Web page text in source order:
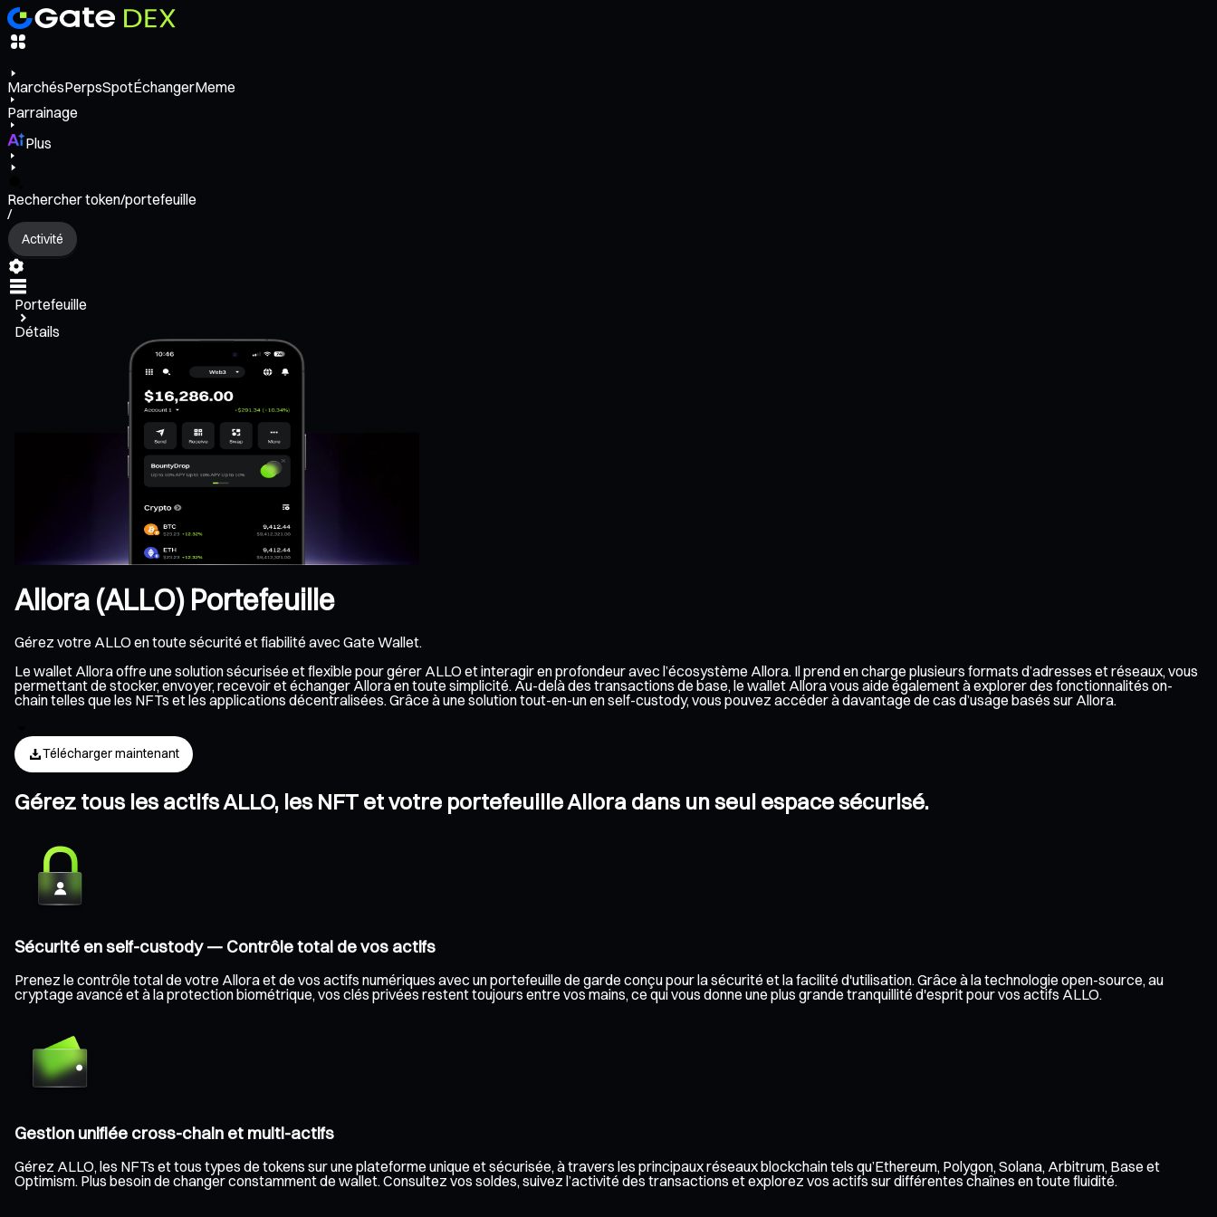
MarchésPerpsSpotÉchangerMeme
Parrainage
Plus
Rechercher token/portefeuille
/
Activité
Portefeuille
Détails
Allora (ALLO) Portefeuille
Gérez votre ALLO en toute sécurité et fiabilité avec Gate Wallet.
Le wallet Allora offre une solution sécurisée et flexible pour gérer ALLO et interagir en profondeur avec l’écosystème Allora. Il prend en charge plusieurs formats d’adresses et réseaux, vous
permettant de stocker, envoyer, recevoir et échanger Allora en toute simplicité. Au-delà des transactions de base, le wallet Allora vous aide également à explorer des fonctionnalités on-
chain telles que les NFTs et les applications décentralisées. Grâce à une solution tout-en-un en self-custody, vous pouvez accéder à davantage de cas d’usage basés sur Allora.
Télécharger maintenant
Gérez tous les actifs ALLO, les NFT et votre portefeuille Allora dans un seul espace sécurisé.
Sécurité en self-custody — Contrôle total de vos actifs
Prenez le contrôle total de votre Allora et de vos actifs numériques avec un portefeuille de garde conçu pour la sécurité et la facilité d'utilisation. Grâce à la technologie open-source, au
cryptage avancé et à la protection biométrique, vos clés privées restent toujours entre vos mains, ce qui vous donne une plus grande tranquillité d'esprit pour vos actifs ALLO.
Gestion unifiée cross-chain et multi-actifs
Gérez ALLO, les NFTs et tous types de tokens sur une plateforme unique et sécurisée, à travers les principaux réseaux blockchain tels qu’Ethereum, Polygon, Solana, Arbitrum, Base et
Optimism. Plus besoin de changer constamment de wallet. Consultez vos soldes, suivez l’activité des transactions et explorez vos actifs sur différentes chaînes en toute fluidité.